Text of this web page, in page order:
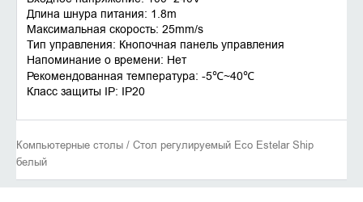
Длина шнура питания: 1.8m
Максимальная скорость: 25mm/s
Тип управления: Кнопочная панель управления
Напоминание о времени: Нет
Рекомендованная температура: -5℃~40℃
Класс защиты IP: IP20
Компьютерные столы / Стол регулируемый Eco Estelar Ship
белый